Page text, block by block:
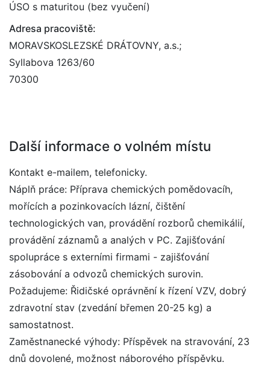
ÚSO s maturitou (bez vyučení)
Adresa pracoviště:
MORAVSKOSLEZSKÉ DRÁTOVNY, a.s.;
Syllabova 1263/60
70300
Další informace o volném místu
Kontakt e-mailem, telefonicky.
Náplň práce: Příprava chemických pomědovacíh,
mořících a pozinkovacích lázní, čištění
technologických van, provádění rozborů chemikálií,
provádění záznamů a analých v PC. Zajišťování
spolupráce s externími firmami - zajišťování
zásobování a odvozů chemických surovin.
Požadujeme: Řidičské oprávnění k řízení VZV, dobrý
zdravotní stav (zvedání břemen 20-25 kg) a
samostatnost.
Zaměstnanecké výhody: Příspěvek na stravování, 23
dnů dovolené, možnost náborového příspěvku.